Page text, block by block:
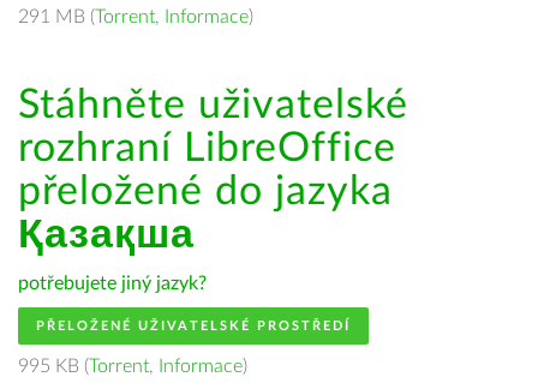
291 MB (Torrent, Informace)
Stáhněte uživatelské
rozhraní LibreOffice
přeložené do jazyka
Қазақша
potřebujete jiný jazyk?
PŘELOŽENÉ UŽIVATELSKÉ PROSTŘEDÍ
995 KB (Torrent, Informace)